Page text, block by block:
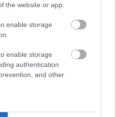
the website or app.
enable storage
enable storage
authentication
and other
szeptemberi szelek
(bár idén akár
hiszen az
anyám! sem hozott többet
hagyva az Aznak, ami
a második legjobb